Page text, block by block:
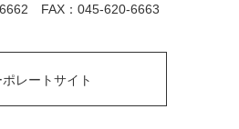
FAX：045-620-6663
ポレートサイト